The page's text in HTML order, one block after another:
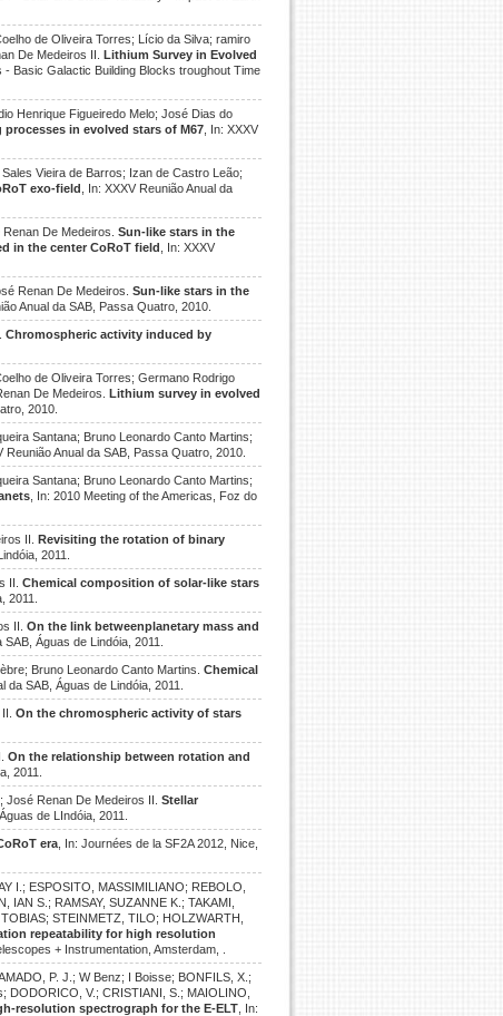
de Oliveira Torres; Lício da Silva; ramiro
De Medeiros II.Lithium Survey in Evolved
- Basic Galactic Building Blocks troughout Time
Henrique Figueiredo Melo; José Dias do
in evolved stars of M67 , In: XXXV
Vieira de Barros; Izan de Castro Leão;
exo-field
, In: XXXV Reunião Anual da
De Medeiros. Sun-like stars in the
in the center CoRoT field
, In: XXXV
Renan De Medeiros. Sun-like stars in the
Anual da SAB, Passa Quatro, 2010.
Chromospheric activity induced by
de Oliveira Torres; Germano Rodrigo
De Medeiros.Lithium survey in evolved
2010.
Santana; Bruno Leonardo Canto Martins;
Reunião Anual da SAB, Passa Quatro, 2010.
Santana; Bruno Leonardo Canto Martins;
, In: 2010 Meeting of the Americas, Foz do
II. Revisiting the rotation of binary
2011.
II. Chemical composition of solar-like stars
2011.
II. On the link betweenplanetary mass and
SAB, Águas de Lindóia, 2011.
Bruno Leonardo Canto Martins. Chemical
da SAB, Águas de Lindóia, 2011.
On the chromospheric activity of stars
On the relationship between rotation and
2011.
Renan De Medeiros II. Stellar
de LIndóia, 2011.
era , In: Journées de la SF2A 2012, Nice,
I.; ESPOSITO, MASSIMILIANO; REBOLO,
IAN S.; RAMSAY, SUZANNE K.; TAKAMI,
STEINMETZ, TILO; HOLZWARTH,
repeatability for high resolution
+ Instrumentation, Amsterdam, .
P. J.; W Benz; I Boisse; BONFILS, X.;
DODORICO, V.; CRISTIANI, S.; MAIOLINO,
resolution spectrograph for the E-ELT , In: